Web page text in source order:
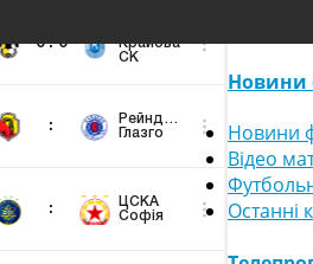
Новини
Новини
Відео
Останні